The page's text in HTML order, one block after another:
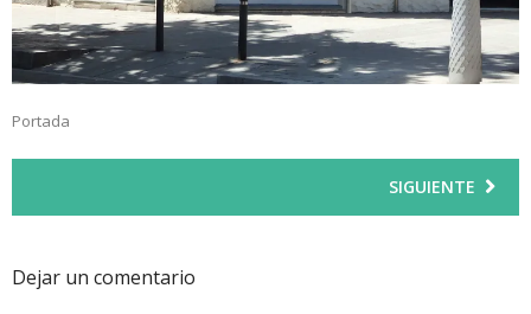
Portada
SIGUIENTE
Dejar un comentario